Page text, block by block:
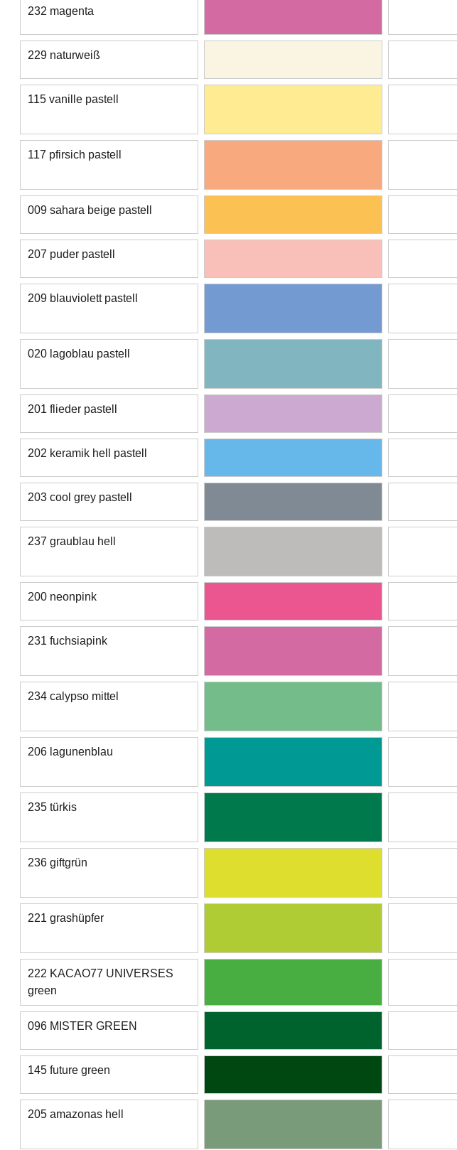
232 magenta
229 naturweiß
115 vanille pastell
117 pfirsich pastell
009 sahara beige pastell
207 puder pastell
209 blauviolett pastell
020 lagoblau pastell
201 flieder pastell
202 keramik hell pastell
203 cool grey pastell
237 graublau hell
200 neonpink
231 fuchsiapink
234 calypso mittel
206 lagunenblau
235 türkis
236 giftgrün
221 grashüpfer
222 KACAO77 UNIVERSES
green
096 MISTER GREEN
145 future green
205 amazonas hell